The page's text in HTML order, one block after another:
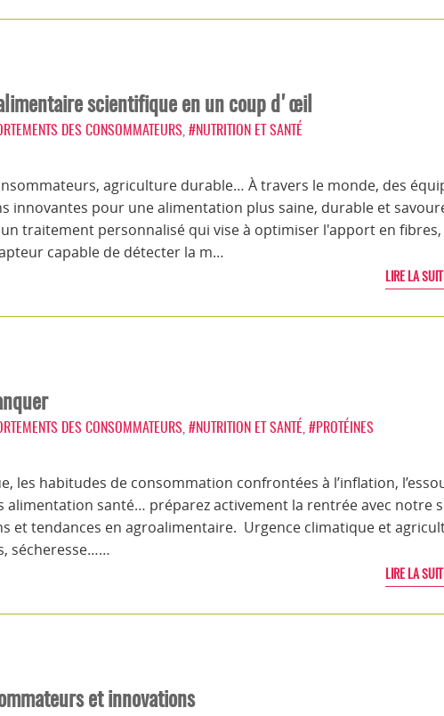
scientifique en un coup d'œil
DES CONSOMMATEURS #NUTRITION ET SANTÉ
agriculture durable… À travers le monde, des
pour une alimentation plus saine, durable et
traitement personnalisé qui vise à optimiser l'apport en
capable de détecter la m…
LIRE LA
DES CONSOMMATEURS #NUTRITION ET SANTÉ #PROTÉINES
les habitudes de consommation confrontées à l’inflation,
alimentation santé… préparez activement la rentrée avec notre
et tendances en agroalimentaire. Urgence climatique et
sécheresse……
LIRE LA
et innovations